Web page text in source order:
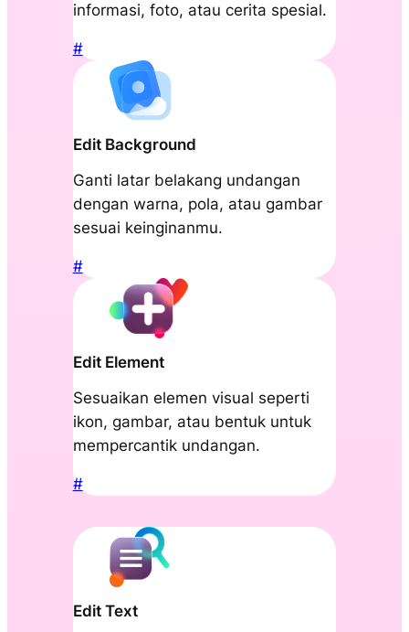
informasi, foto, atau cerita spesial.
#
Edit Background
Ganti latar belakang undangan
dengan warna, pola, atau gambar
sesuai keinginanmu.
#
Edit Element
Sesuaikan elemen visual seperti
ikon, gambar, atau bentuk untuk
mempercantik undangan.
#
Edit Text